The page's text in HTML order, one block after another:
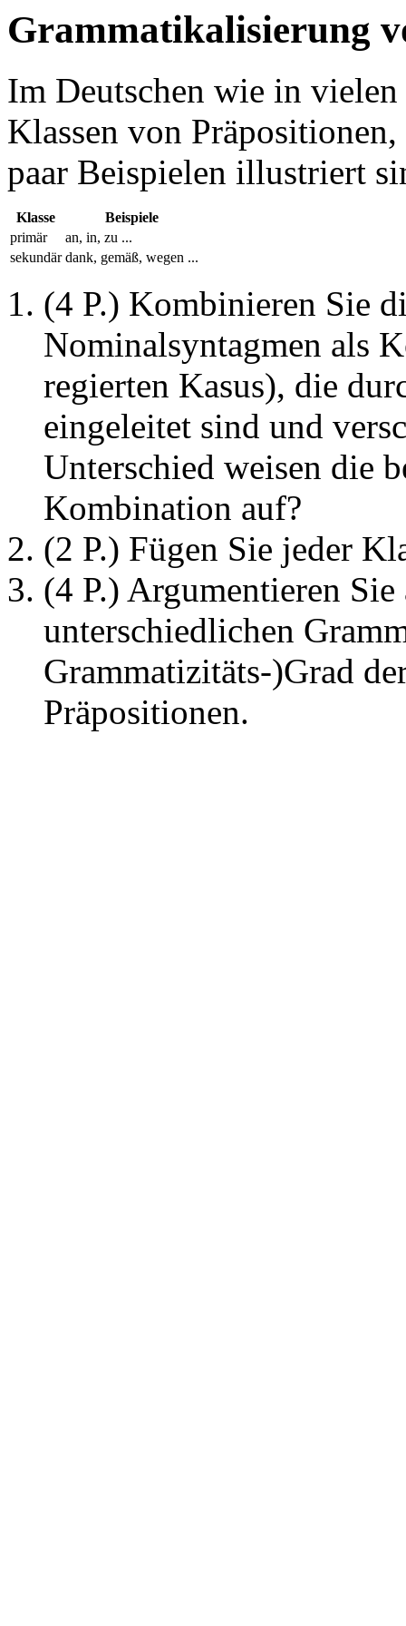
Grammatikalisierung
Im Deutschen wie in
Klassen von
paar Beispielen illustriert
Klasse
Beispiele
primär
an, in, zu ...
sekundär dank, gemäß, wegen ...
(4 P.) Kombinieren Sie
Nominalsyntagmen als
regierten Kasus), die
eingeleitet sind und
Unterschied weisen die
Kombination auf?
(2 P.) Fügen Sie jeder
(4 P.) Argumentieren
unterschiedlichen
Grammatizitäts-)Grad
Präpositionen.